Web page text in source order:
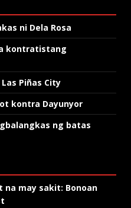
ni Dela Rosa
kontratistang
Piñas City
kontra Dayunyor
ng batas
na may sakit: Bonoan